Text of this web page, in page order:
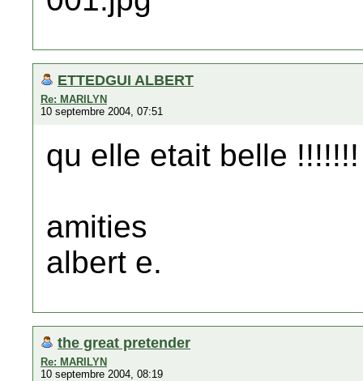
ETTEDGUI ALBERT
Re: MARILYN
10 septembre 2004, 07:51
qu elle etait belle
amities
albert e.
the great pretender
Re: MARILYN
10 septembre 2004, 08:19